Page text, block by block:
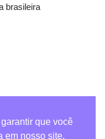
brasileira
que você
em nosso site.